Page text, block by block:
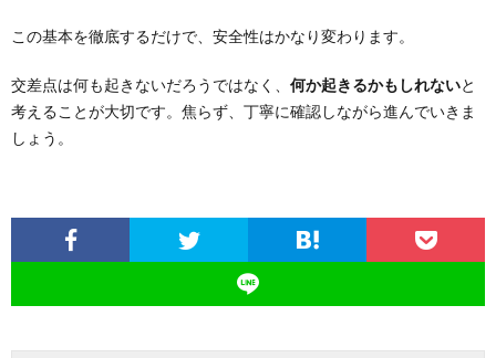
この基本を徹底するだけで、安全性はかなり変わります。
交差点は何も起きないだろうではなく、 何か起きるかもしれないと
考えることが大切です。焦らず、丁寧に確認しながら進んでいきま
しょう。